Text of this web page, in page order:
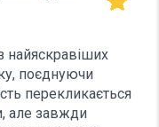
найяскравіших
поєднуючи
перекликається
але завжди